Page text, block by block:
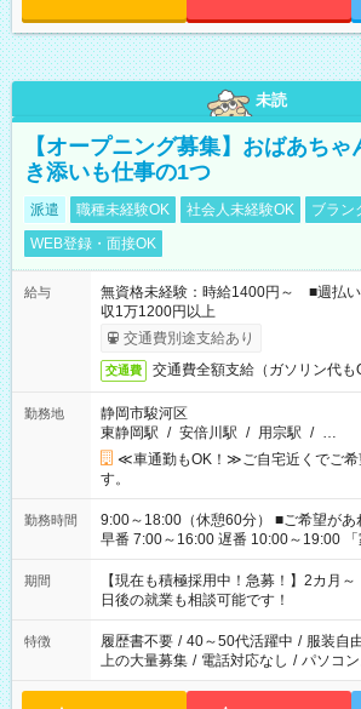
未読
【オープニング募集】おばあち
き添いも仕事の1つ
派遣 職種未経験OK 社会人未経験OK
ブラン
WEB登録・面接OK
給与
無資格未経験：時給1400円～ ■週払
収1万1200円以上
交通費別途支給あり
交通費 交通費全額支給（ガソリン代も
勤務地
静岡市駿河区
東静岡駅 / 安倍川駅 / 用宗駅 / …
≪車通勤もOK！≫ご自宅近くでご希
す。
勤務時間
9:00～18:00（休憩60分） ■ご希望があれば下記シフトもOK！
早番 7:00～16:00 遅番 10:00～19:00 「家族と休みを合わせた
い」 「余裕を持って夕飯の準備がした
たくない」 など、ご希望を教えてくださいね。
の方へ 今ご覧のお仕事で希望する勤務
の勤務時間。 合計で週40時間を超える
期間
【現在も積極採用中！急募！】2カ月
日後の就業も相談可能です！
特徴 履歴書不要 / 40～50代活躍中 / 服装自
上の大量募集 / 電話対応なし / パソコ